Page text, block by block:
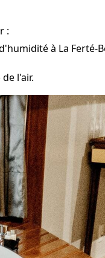
:
à La Ferté-
l'air.